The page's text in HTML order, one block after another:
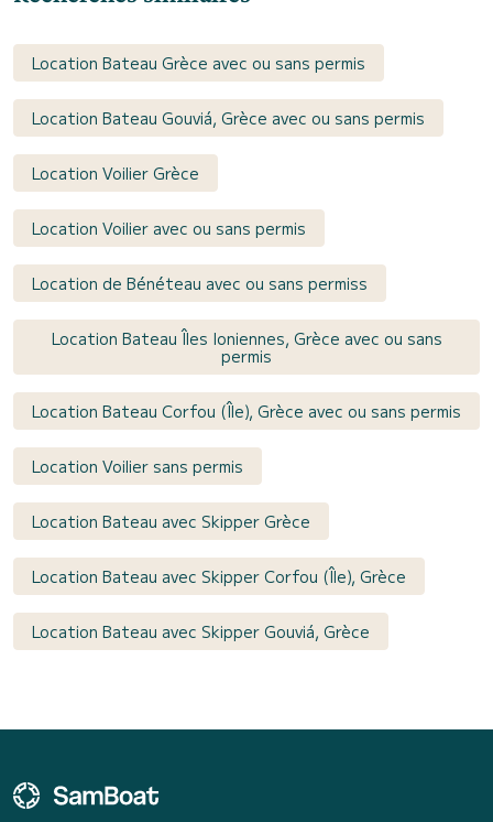
Location Bateau Grèce avec ou sans permis
Location Bateau Gouviá, Grèce avec ou sans permis
Location Voilier Grèce
Location Voilier avec ou sans permis
Location de Bénéteau avec ou sans permiss
Location Bateau Îles Ioniennes, Grèce avec ou sans
permis
Location Bateau Corfou (Île), Grèce avec ou sans permis
Location Voilier sans permis
Location Bateau avec Skipper Grèce
Location Bateau avec Skipper Corfou (Île), Grèce
Location Bateau avec Skipper Gouviá, Grèce